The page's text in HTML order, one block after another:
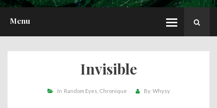
Menu
A PROPOS
Invisible
In Random Eyes Chronique By Whysy